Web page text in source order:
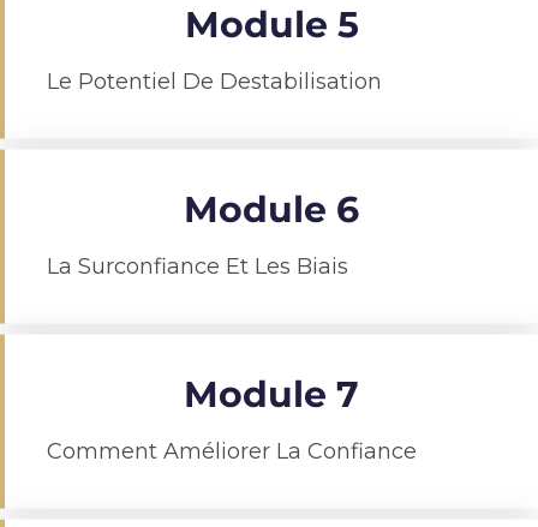
Module 5
Le Potentiel De Destabilisation
Module 6
La Surconfiance Et Les Biais
Module 7
Comment Améliorer La Confiance